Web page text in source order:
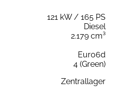
121 kW / 165 PS
Diesel
2.179 cm³
Euro6d
4 (Green)
Zentrallager